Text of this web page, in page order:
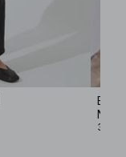
NOK
3